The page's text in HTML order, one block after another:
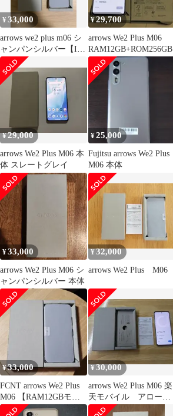
¥33,000
arrows we2 plus m06 シ
ャンパンシルバー【IIJ
限定モデル】
¥29,700
arrows We2 Plus M06
RAM12GB+ROM256GB
¥29,000
arrows We2 Plus M06 本
体 スレートグレイ
¥25,000
Fujitsu arrows We2 Plus
M06 本体
¥33,000
arrows We2 Plus M06 シ
ャンパンシルバー 本体
¥32,000
arrows We2 Plus M06
¥33,000
FCNT arrows We2 Plus
M06 【RAM12GBモデ
ル】
¥30,000
arrows We2 Plus M06 楽
天モバイル アロー
ズ 容量256GB